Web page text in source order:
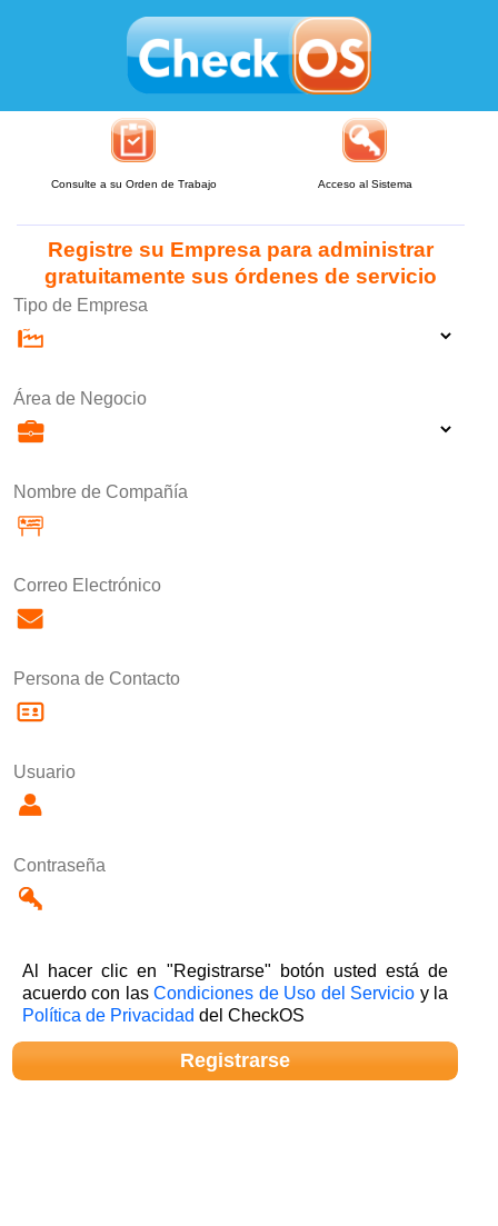
Consulte a su Orden de Trabajo Acceso al Sistema
Registre su Empresa para administrar
gratuitamente sus órdenes de servicio
Tipo de Empresa
Área de Negocio
Nombre de Compañía
Correo Electrónico
Persona de Contacto
Usuario
Contraseña
Al hacer clic en "Registrarse" botón usted está de
acuerdo con lasCondiciones de Uso del Servicio y la
Política de Privacidad del CheckOS